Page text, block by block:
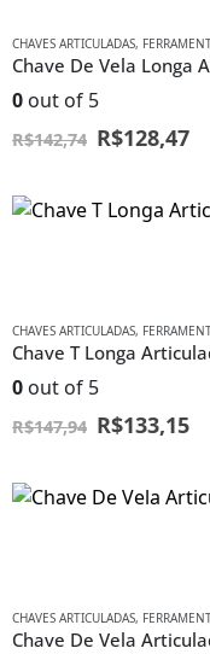
CHAVES ARTICULADAS,
Chave De Vela Longa
0 out of 5
R$142,74 R$128,47
CHAVES ARTICULADAS,
Chave T Longa
0 out of 5
R$147,94 R$133,15
CHAVES ARTICULADAS,
Chave De Vela